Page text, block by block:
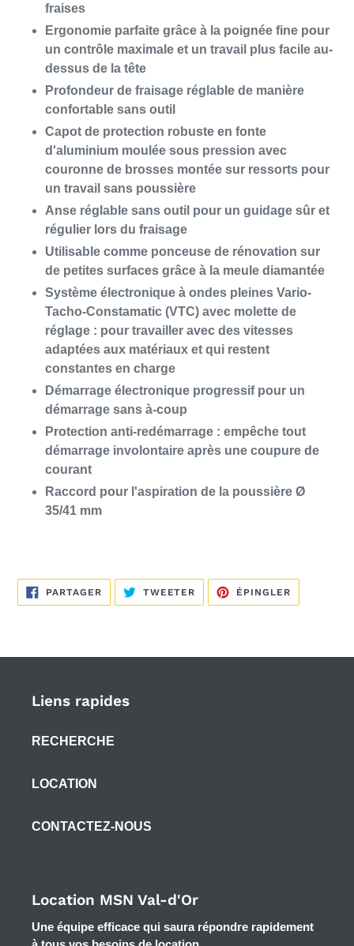
fraises
Ergonomie parfaite grâce à la poignée fine pour
un contrôle maximale et un travail plus facile au-
dessus de la tête
Profondeur de fraisage réglable de manière
confortable sans outil
Capot de protection robuste en fonte
d'aluminium moulée sous pression avec
couronne de brosses montée sur ressorts pour
un travail sans poussière
Anse réglable sans outil pour un guidage sûr et
régulier lors du fraisage
Utilisable comme ponceuse de rénovation sur
de petites surfaces grâce à la meule diamantée
Système électronique à ondes pleines Vario-
Tacho-Constamatic (VTC) avec molette de
réglage : pour travailler avec des vitesses
adaptées aux matériaux et qui restent
constantes en charge
Démarrage électronique progressif pour un
démarrage sans à-coup
Protection anti-redémarrage : empêche tout
démarrage involontaire après une coupure de
courant
Raccord pour l'aspiration de la poussière Ø
35/41 mm
PARTAGERPARTAGER
FACEBOOK
TWEETER TWEETER
TWITTER
ÉPINGLER
PINTEREST
Liens rapides
RECHERCHE
LOCATION
CONTACTEZ-NOUS
Location MSN Val-d'Or
Une équipe efficace qui saura répondre rapidement